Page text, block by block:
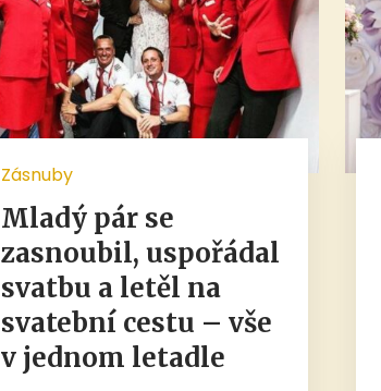
Zásnuby
Mladý pár se
zasnoubil, uspořádal
svatbu a letěl na
svatební cestu – vše
v jednom letadle